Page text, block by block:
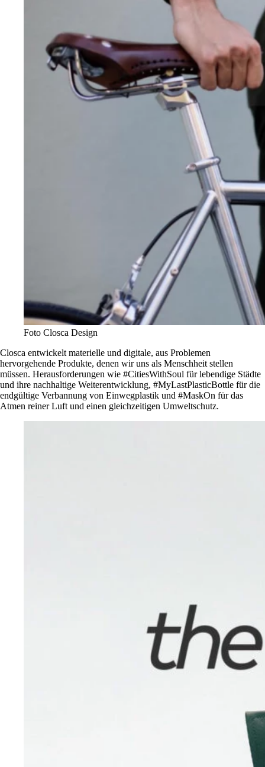
Foto Closca Design
Closca entwickelt materielle und digitale, aus Problemen
hervorgehende Produkte, denen wir uns als Menschheit stellen
müssen. Herausforderungen wie #CitiesWithSoul für lebendige Städte
und ihre nachhaltige Weiterentwicklung, #MyLastPlasticBottle für die
endgültige Verbannung von Einwegplastik und #MaskOn für das
Atmen reiner Luft und einen gleichzeitigen Umweltschutz.